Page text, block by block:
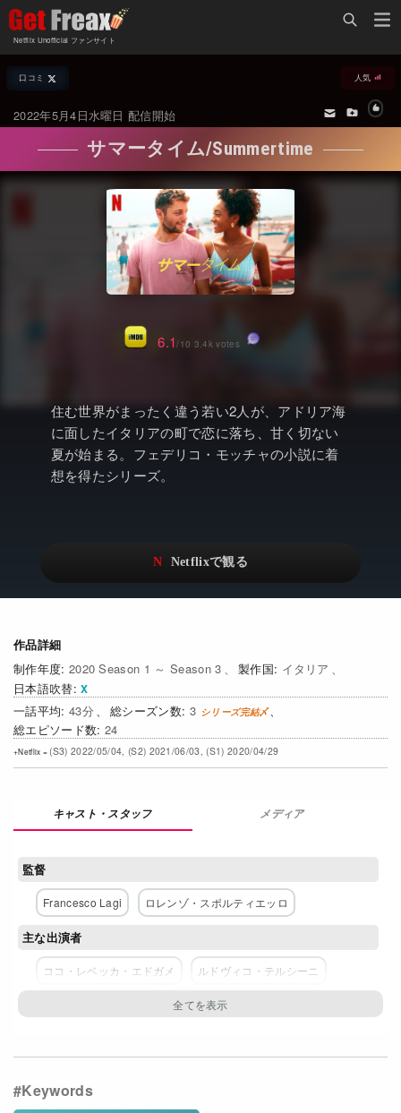
Netflix Unofficial ファンサイト
Netflix新着作品
オールジャンル
海外ドラマ・シリーズ
海外映画
国内TV番組・ドラマ
国内映画
アニメ
ドキュメンタリー
日本語吹替対応作品
その他の国のTV番組
配信終了予定の作品
海外ドラマ・ラインナップ
Netflix 人気ランキング
Netflix 全作品ラインナップ
Netflix配信作品カスタム検索
トレンド
Netflix・VOD総合News
Watchlistへ
Netflix Video
Netflix 吹替版作品
Netflix 高い評価の海外作品
みんなの作品レビュー
Watchlist
過去の配信終了作品
Netflixコース別料金プラン
閉じる
口コミ 人気
2022年5月4日水曜日 配信開始
サマータイム/Summertime
住む世界がまったく違う若い2人が、アドリア海
に面したイタリアの町で恋に落ち、甘く切ない
夏が始まる。フェデリコ・モッチャの小説に着
想を得たシリーズ。
作品詳細
2020 Season 1 ～ Season 3
イタリア
日本語吹替
43
3
24
(S3) 2022/05/04, (S2) 2021/06/03, (S1) 2020/04/29
6.1/10 3.4k votes
メディア
監督
Francesco Lagi ロレンゾ・スポルティエッロ
主な出演者
ココ・レベッカ・エドガメ ルドヴィコ・テルシーニ
アンドレア・ラッタンツィ